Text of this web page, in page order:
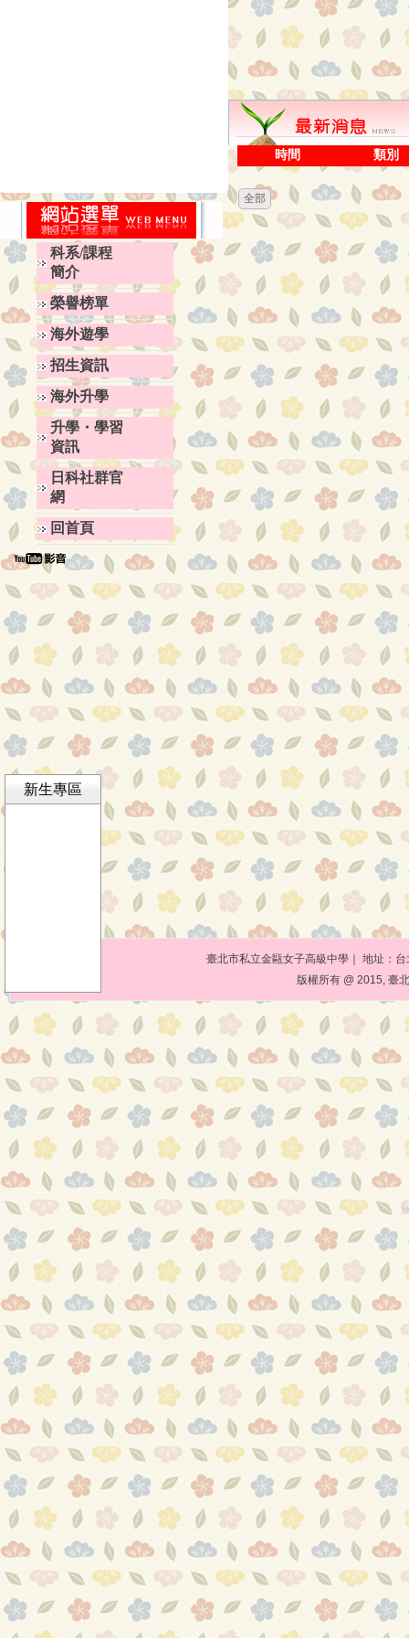
科系/課程
簡介
榮譽榜單
海外遊學
招生資訊
海外升學
升學・學習
資訊
日科社群官
網
回首頁
新生專區
時間 類別
全部
臺北市私立金甌女子高級中學｜ 地址：
版權所有 @ 2015, 臺